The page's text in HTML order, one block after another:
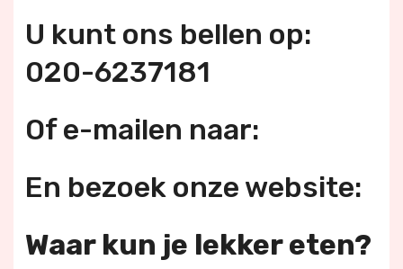
U kunt ons bellen op:
020-6237181
Of e-mailen naar:
En bezoek onze website:
Waar kun je lekker eten?